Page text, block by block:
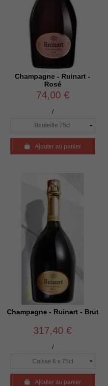
Champagne - Ruinart -
Rosé
74,00 €
/
Ajouter au panier
Champagne - Ruinart - Brut
317,40 €
/
Ajouter au panier